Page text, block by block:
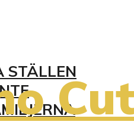
STÄLLEN